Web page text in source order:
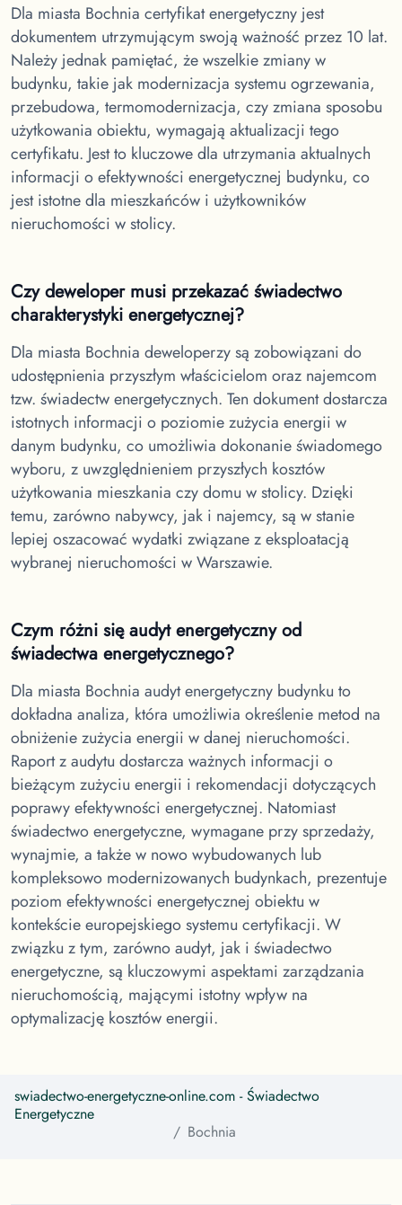
Dla miasta Bochnia certyfikat energetyczny jest
dokumentem utrzymującym swoją ważność przez 10 lat.
Należy jednak pamiętać, że wszelkie zmiany w
budynku, takie jak modernizacja systemu ogrzewania,
przebudowa, termomodernizacja, czy zmiana sposobu
użytkowania obiektu, wymagają aktualizacji tego
certyfikatu. Jest to kluczowe dla utrzymania aktualnych
informacji o efektywności energetycznej budynku, co
jest istotne dla mieszkańców i użytkowników
nieruchomości w stolicy.
Czy deweloper musi przekazać świadectwo
charakterystyki energetycznej?
Dla miasta Bochnia deweloperzy są zobowiązani do
udostępnienia przyszłym właścicielom oraz najemcom
tzw. świadectw energetycznych. Ten dokument dostarcza
istotnych informacji o poziomie zużycia energii w
danym budynku, co umożliwia dokonanie świadomego
wyboru, z uwzględnieniem przyszłych kosztów
użytkowania mieszkania czy domu w stolicy. Dzięki
temu, zarówno nabywcy, jak i najemcy, są w stanie
lepiej oszacować wydatki związane z eksploatacją
wybranej nieruchomości w Warszawie.
Czym różni się audyt energetyczny od
świadectwa energetycznego?
Dla miasta Bochnia audyt energetyczny budynku to
dokładna analiza, która umożliwia określenie metod na
obniżenie zużycia energii w danej nieruchomości.
Raport z audytu dostarcza ważnych informacji o
bieżącym zużyciu energii i rekomendacji dotyczących
poprawy efektywności energetycznej. Natomiast
świadectwo energetyczne, wymagane przy sprzedaży,
wynajmie, a także w nowo wybudowanych lub
kompleksowo modernizowanych budynkach, prezentuje
poziom efektywności energetycznej obiektu w
kontekście europejskiego systemu certyfikacji. W
związku z tym, zarówno audyt, jak i świadectwo
energetyczne, są kluczowymi aspektami zarządzania
nieruchomością, mającymi istotny wpływ na
optymalizację kosztów energii.
swiadectwo-energetyczne-online.com - Świadectwo
Energetyczne
Bochnia